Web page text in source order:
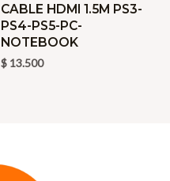
CABLE HDMI 1.5M PS3-
PS4-PS5-PC-
NOTEBOOK
$ 13.500